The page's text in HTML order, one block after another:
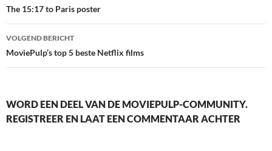
The 15:17 to Paris poster
VOLGEND BERICHT
MoviePulp’s top 5 beste Netflix films
WORD EEN DEEL VAN DE MOVIEPULP-COMMUNITY.
REGISTREER EN LAAT EEN COMMENTAAR ACHTER